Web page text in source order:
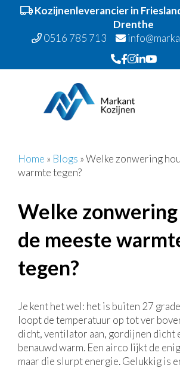
Kozijnenleverancier in
Drenthe
0516 785 713
hoofdnavigatie
hoofd
Home » Blogs »Welke zonwering
warmte tegen?
Welke
de meeste
tegen?
Je kent het wel: het is buiten 27
loopt de temperatuur op tot ver
dicht, ventilator aan, gordijnen dicht
benauwd warm. Een airco lijkt de
maar die slurpt energie. Gelukkig is